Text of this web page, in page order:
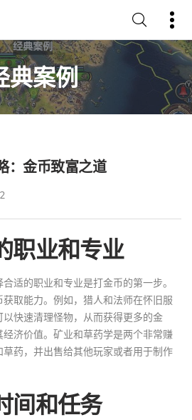
典案例
：金币致富之道
职业和专业
适的职业和专业是打金币的第一步。
取能力。例如，猎人和法师在怀旧服
快速清理怪物，从而获得更多的金
济价值。矿业和草药学是两个非常赚
药，并出售给其他玩家或者用于制作
间和任务